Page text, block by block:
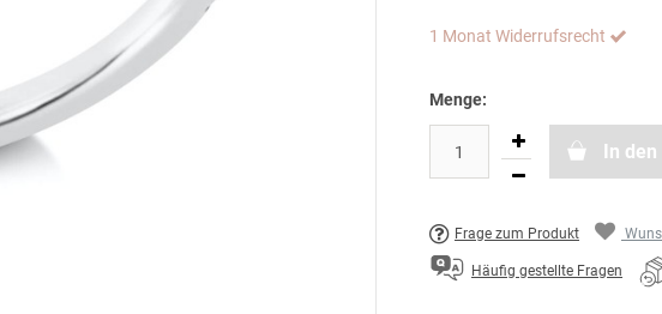
1 Monat Widerrufsrecht
Menge:
In
Frage zum Produkt
Häufig gestellte Fragen